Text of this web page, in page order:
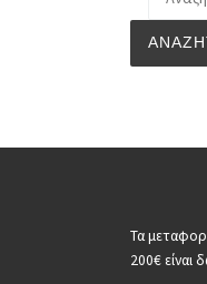
Τα
200€ είναι